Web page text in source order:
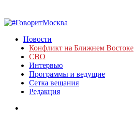
Новости
Конфликт на Ближнем Востоке
СВО
Интервью
Программы и ведущие
Сетка вещания
Редакция